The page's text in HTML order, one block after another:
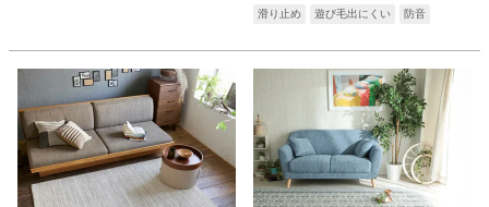
滑り止め
遊び毛出にくい 防音